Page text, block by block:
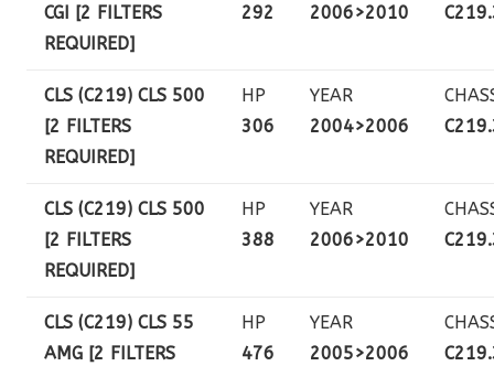
CGI [2 FILTERS
REQUIRED]
292
2006>2010
CLS (C219) CLS 500
[2 FILTERS
REQUIRED]
HP
306
YEAR
2004>2006
CLS (C219) CLS 500
[2 FILTERS
REQUIRED]
HP
388
YEAR
2006>2010
CLS (C219) CLS 55
AMG [2 FILTERS
HP
476
YEAR
2005>2006